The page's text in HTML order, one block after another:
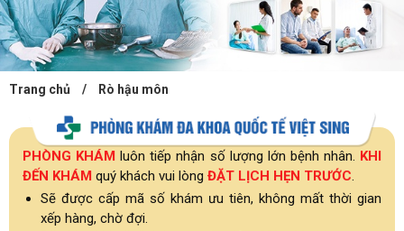
Trang chủ / Rò hậu môn
PHÒNG KHÁM luôn tiếp nhận số lượng lớn bệnh nhân. KHI
ĐẾN KHÁM quý khách vui lòng ĐẶT LỊCH HẸN TRƯỚC.
Sẽ được cấp mã số khám ưu tiên, không mất thời gian
xếp hàng, chờ đợi.